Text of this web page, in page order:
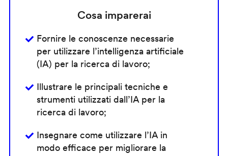
Cosa imparerai
Fornire le conoscenze necessarie
per utilizzare l’intelligenza artificiale
(IA) per la ricerca di lavoro;
Illustrare le principali tecniche e
strumenti utilizzati dall’IA per la
ricerca di lavoro;
Insegnare come utilizzare l’IA in
modo efficace per migliorare la